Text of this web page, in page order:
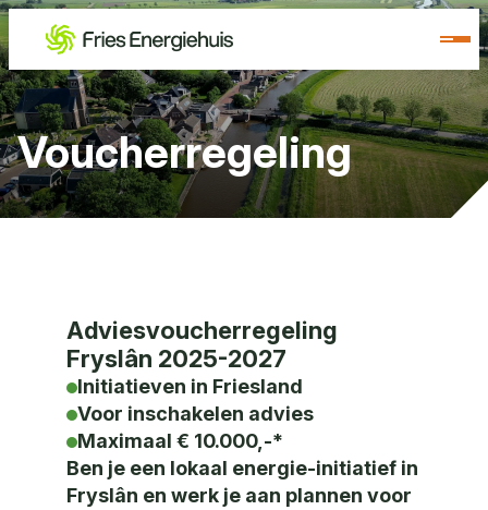
Voucherregeling
Adviesvoucherregeling
Fryslân 2025-2027
Initiatieven in Friesland
Voor inschakelen advies
Maximaal € 10.000,-*
Ben je een lokaal energie-initiatief in
Fryslân en werk je aan plannen voor